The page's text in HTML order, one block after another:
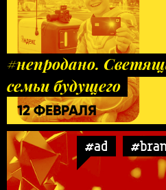
#непродано.
семьи будущего
12 ФЕВРАЛЯ
#ad